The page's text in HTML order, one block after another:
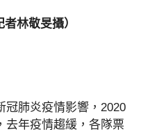
林敬旻攝）
冠肺炎疫情影響，2020
去年疫情趨緩，各隊票